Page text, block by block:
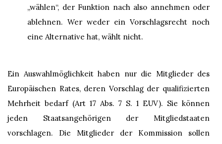
„wählen“, der Funktion nach also annehmen oder
ablehnen. Wer weder ein Vorschlagsrecht noch
eine Alternative hat, wählt nicht.
Ein Auswahlmöglichkeit haben nur die Mitglieder des
Europäischen Rates, deren Vorschlag der qualifizierten
Mehrheit bedarf (Art 17 Abs. 7 S. 1 EUV). Sie können
jeden Staatsangehörigen der Mitgliedstaaten
vorschlagen. Die Mitglieder der Kommission sollen